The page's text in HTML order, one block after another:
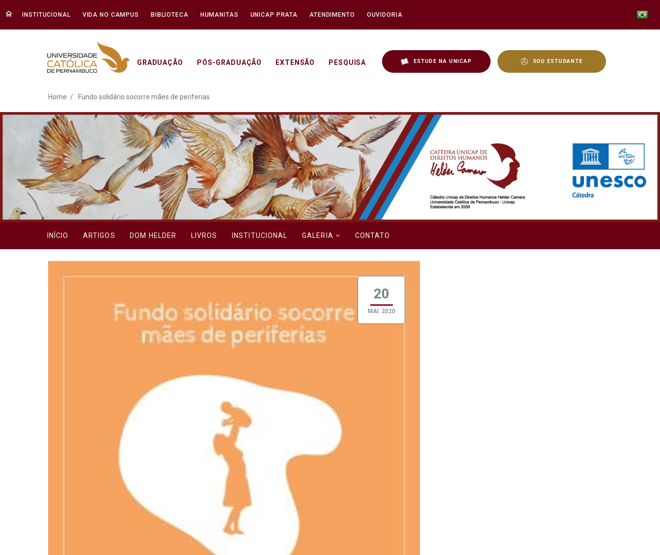
INSTITUCIONAL VIDA NO CAMPUS BIBLIOTECA HUMANITAS UNICAP PRATA ATENDIMENTO OUVIDORIA
GRADUAÇÃO PÓS-GRADUAÇÃO EXTENSÃO PESQUISA ESTUDE NA UNICAP SOU ESTUDANTE
Fundo solidário socorre mães de periferias - Unicap
Home Fundo solidário socorre mães de periferias
INÍCIO ARTIGOS DOM HELDER LIVROS INSTITUCIONAL GALERIA CONTATO
20
MAI. 2020